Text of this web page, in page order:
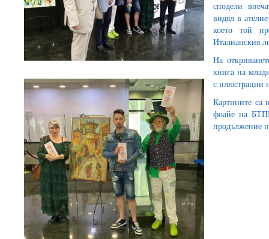
сподели
видял в
което той
Италианския
На
книга на
с илюстрации
Картините са
фоайе на
продължение